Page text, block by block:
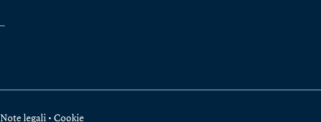
Note legali • Cookie